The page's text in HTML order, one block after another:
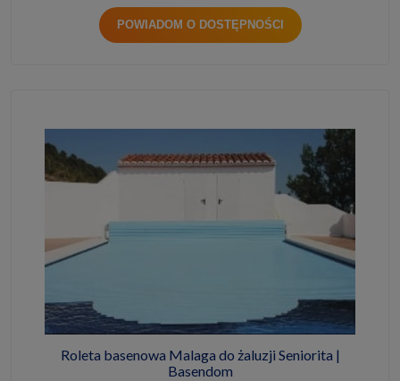
POWIADOM O DOSTĘPNOŚCI
Roleta basenowa Malaga do żaluzji Seniorita |
Basendom